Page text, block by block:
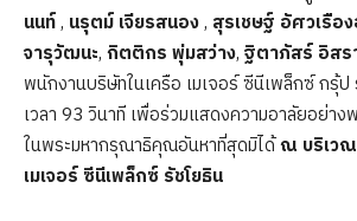
นนท์, นรุตม์ เจียรสนอง, สุรเชษฐ์ อัศวเรือ
จารุวัฒนะ, กิตติกร พุ่มสว่าง, ฐิตาภัสร์ อิส
พนักงานบริษัทในเครือ เมเจอร์ ซีนีเพล็กซ์ กรุ้
เวลา 93 วินาที เพื่อร่วมแสดงความอาลัยอย่าง
ในพระมหากรุณาธิคุณอันหาที่สุดมิได้ณ บริเว
เมเจอร์ ซีนีเพล็กซ์ รัชโยธิน